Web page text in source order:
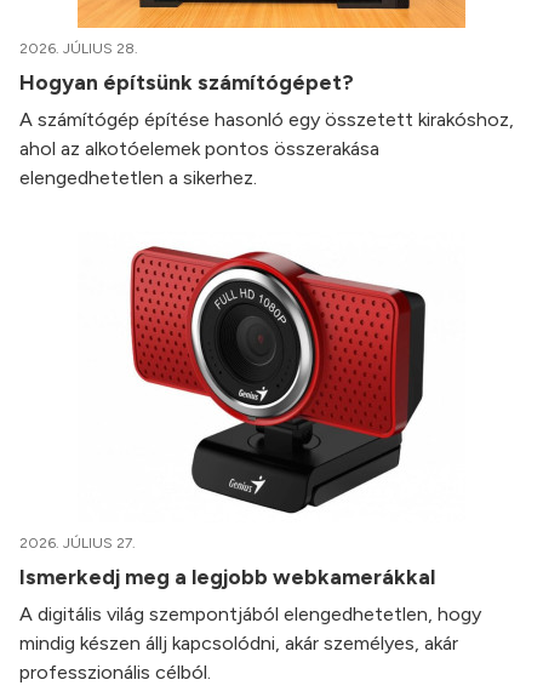
2026. JÚLIUS 28.
Hogyan építsünk számítógépet?
A számítógép építése hasonló egy összetett kirakóshoz,
ahol az alkotóelemek pontos összerakása
elengedhetetlen a sikerhez.
2026. JÚLIUS 27.
Ismerkedj meg a legjobb webkamerákkal
A digitális világ szempontjából elengedhetetlen, hogy
mindig készen állj kapcsolódni, akár személyes, akár
professzionális célból.